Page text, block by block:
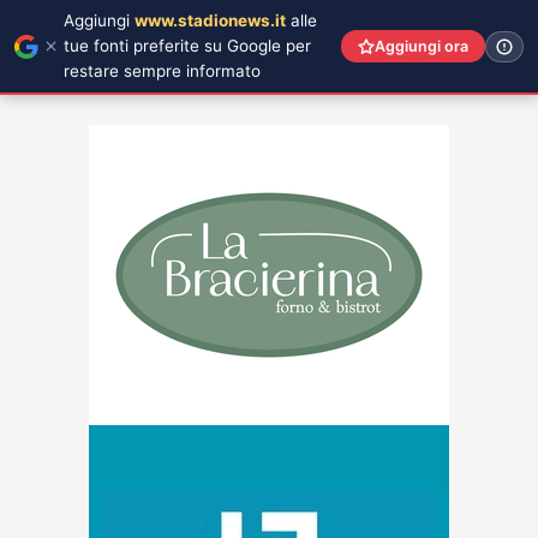
Aggiungi www.stadionews.it alle
tue fonti preferite su Google per
restare sempre informato
Aggiungi ora